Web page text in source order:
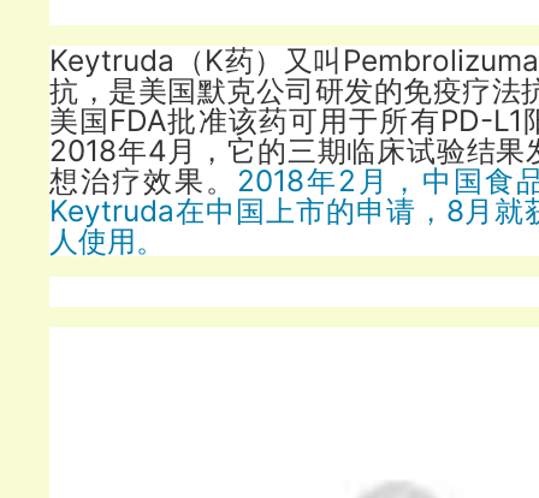
Keytruda（K药）又叫
抗，是美国默克公司研发的免疫疗法
美国FDA批准该药可用于所有PD-L1
2018年4月，它的三期临床试验结果
想治疗效果。 2018年2月，中国食
Keytruda在中国上市的申请，8月就
人使用。